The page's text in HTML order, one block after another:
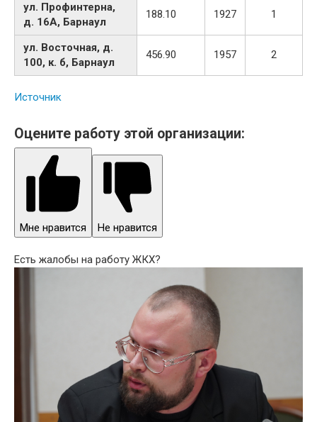
ул. Профинтерна,
д. 16А, Барнаул
188.10 1927 1
ул. Восточная, д.
100, к. б, Барнаул
456.90 1957 2
Источник
Оцените работу этой организации:
Мне нравится Не нравится
Есть жалобы на работу ЖКХ?